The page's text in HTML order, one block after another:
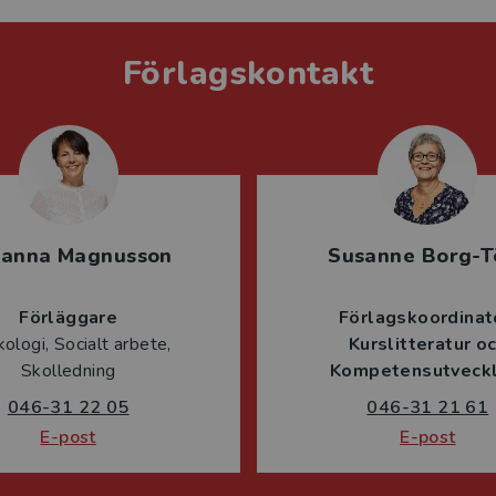
Förlagskontakt
Magnusson
Förläggare
Socialt arbete,
Skolledning
046-31 22 05
E-post
Susanne Borg-
Kurslitteratur
046-31 21 61
E-post